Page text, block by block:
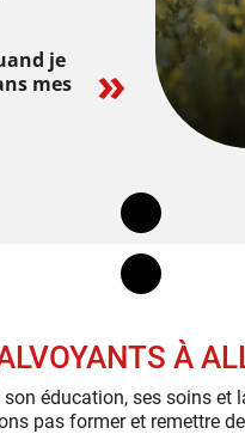
je
mes
»
À
son éducation, ses soins
pas former et remettre